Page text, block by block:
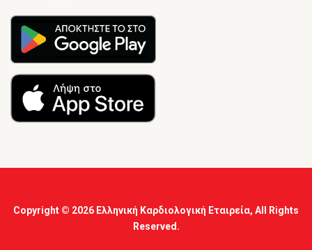
Copyright © 2026 Ελληνική Καρδιολογική Εταιρεία, All Rights
Reserved.